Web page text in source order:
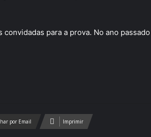
para a prova. No ano passado
por Email Imprimir